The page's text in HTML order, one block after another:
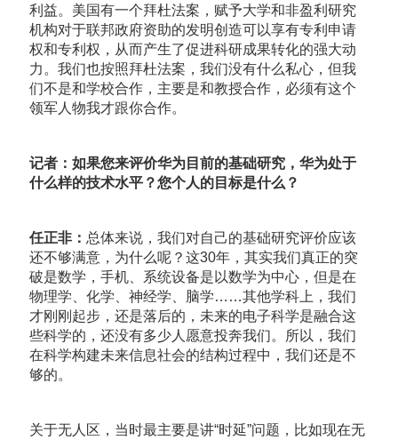
利益。美国有一个拜杜法案，赋予大学和非盈利研究
机构对于联邦政府资助的发明创造可以享有专利申请
权和专利权，从而产生了促进科研成果转化的强大动
力。我们也按照拜杜法案，我们没有什么私心，但我
们不是和学校合作，主要是和教授合作，必须有这个
领军人物我才跟你合作。
记者：如果您来评价华为目前的基础研究，华为处于
什么样的技术水平？您个人的目标是什么？
任正非： 总体来说，我们对自己的基础研究评价应该
还不够满意，为什么呢？这30年，其实我们真正的突
破是数学，手机、系统设备是以数学为中心，但是在
物理学、化学、神经学、脑学……其他学科上，我们
才刚刚起步，还是落后的，未来的电子科学是融合这
些科学的，还没有多少人愿意投奔我们。所以，我们
在科学构建未来信息社会的结构过程中，我们还是不
够的。
关于无人区，当时最主要是讲“时延”问题，比如现在无